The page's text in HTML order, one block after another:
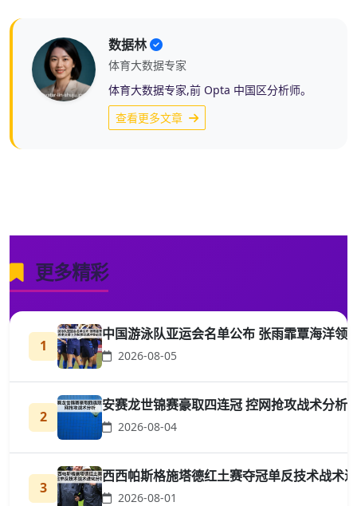
数据林
体育大数据专家
体育大数据专家,前 Opta 中国区分析师。
查看更多文章
更多精彩
1
中国游泳队亚运会名单公布 张雨霏覃海洋领
2026-08-05
2
安赛龙世锦赛豪取四连冠 控网抢攻战术分析
2026-08-04
3
西西帕斯格施塔德红土赛夺冠单反技术战术
2026-08-01